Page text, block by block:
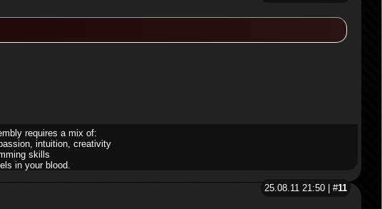
requires a mix of:
intuition, creativity
skills
in your blood.
25.08.11 21:50 | #11